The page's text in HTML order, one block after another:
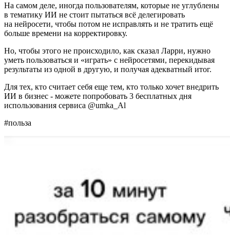
На самом деле, иногда пользователям, которые не углублены
в тематику ИИ не стоит пытаться всё делегировать
на нейросети, чтобы потом не исправлять и не тратить ещё
больше времени на корректировку.
Но, чтобы этого не происходило, как сказал Ларри, нужно
уметь пользоваться и «играть» с нейросетями, перекидывая
результаты из одной в другую, и получая адекватный итог.
Для тех, кто считает себя еще тем, кто только хочет внедрить
ИИ в бизнес - можете попробовать 3 бесплатных дня
использования сервиса @umka_Al
#польза